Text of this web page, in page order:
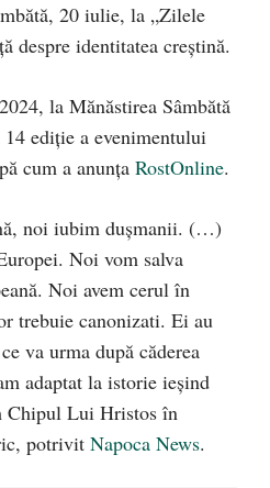
20 iulie, la „Zilele
despre identitatea creștină.
la Mănăstirea Sâmbătă
14 ediție a evenimentului
cum a anunța RostOnline.
noi iubim dușmanii. (…)
Noi vom salva
Noi avem cerul în
trebuie canonizati. Ei au
va urma după căderea
adaptat la istorie ieșind
Lui Hristos în
potrivit Napoca News.